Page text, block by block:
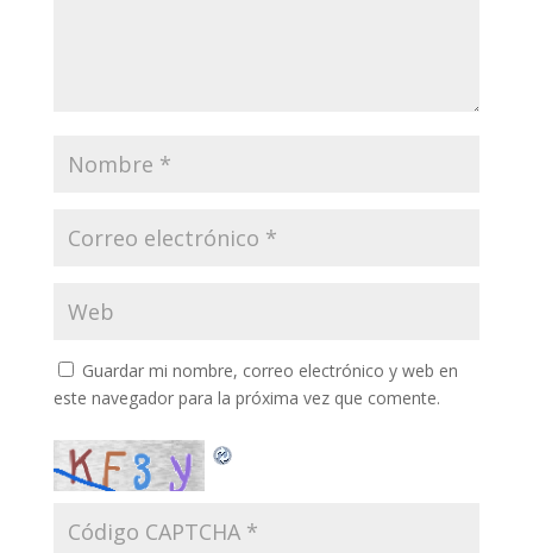
Guardar mi nombre, correo electrónico y web en
este navegador para la próxima vez que comente.